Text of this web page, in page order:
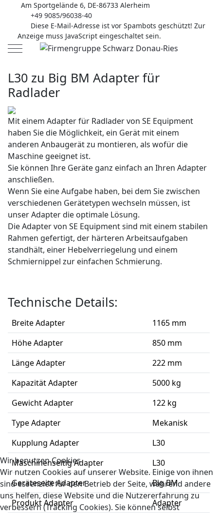
Am Sportgelände 6, DE-86733 Alerheim
+49 9085/96038-40
Diese E-Mail-Adresse ist vor Spambots geschützt! Zur
Anzeige muss JavaScript eingeschaltet sein.
Mobile Menu Toggle
L30 zu Big BM Adapter für
Radlader
Mit einem Adapter für Radlader von SE Equipment
haben Sie die Möglichkeit, ein Gerät mit einem
anderen Anbaugerät zu montieren, als wofür die
Maschine geeignet ist.
Sie können Ihre Geräte ganz einfach an Ihren Adapter
anschließen.
Wenn Sie eine Aufgabe haben, bei dem Sie zwischen
verschiedenen Gerätetypen wechseln müssen, ist
unser Adapter die optimale Lösung.
Die Adapter von SE Equipment sind mit einem stabilen
Rahmen gefertigt, der härteren Arbeitsaufgaben
standhält, einer Hebelverriegelung und einem
Schmiernippel zur einfachen Schmierung.
Technische Details:
Breite Adapter
1165 mm
Höhe Adapter
850 mm
Länge Adapter
222 mm
Kapazität Adapter
5000 kg
Gewicht Adapter
122 kg
Type Adapter
Mekanisk
Kupplung Adapter
L30
Maschinenseitig Adapter
L30
Geräteseite Adapter
Big BM
Produkt Adapter
Adapter
Wir benutzen Cookies
Wir nutzen Cookies auf unserer Website. Einige von ihnen
sind essenziell für den Betrieb der Seite, während andere
uns helfen, diese Website und die Nutzererfahrung zu
verbessern (Tracking Cookies). Sie können selbst